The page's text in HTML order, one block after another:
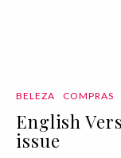
BELEZA COMPRAS
English
issue